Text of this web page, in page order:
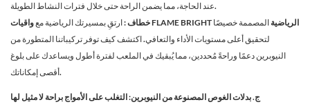
عند الحاجة، مما يضمن الراحة حتى خلال فترات النشاط الطويلة.
خطاف: ارتقِ بمسيرتك الرياضية مع واقيات FLAME BRIGHT الرياضية المصممة خصيصًا
لتحقيق أعلى مستويات الأداء والتعافي. اكتشف كيف توفر تركيباتنا المتطورة من
النيوبرين دعمًا وراحةً مُحددين، مما يُبقيك في الملعب لفترة أطول ويساعدك على بلوغ
أقصى إمكاناتك.
ج. بدلات الغوص المصنوعة من النيوبرين: التغلب على الأمواج براحة لا مثيل لها